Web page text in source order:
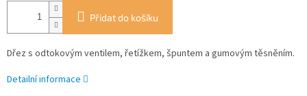
Přidat do košíku
Dřez s odtokovým ventilem, řetížkem, špuntem a gumovým těsněním.
Detailní informace